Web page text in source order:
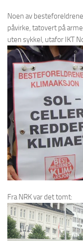
Noen av
påvirke, tatovert på
uten sykkel, utafor IKT
Fra NRK var det tomt: